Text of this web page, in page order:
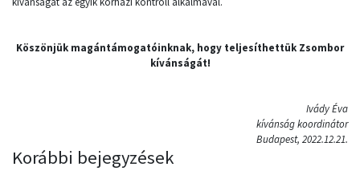
Köszönjük magántámogatóinknak, hogy teljesíthettük Zsombor
kívánságát!
Ivády Éva
kívánság koordinátor
Budapest, 2022.12.21.
Korábbi bejegyzések